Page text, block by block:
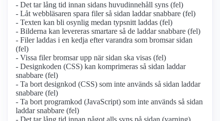
- Det tar lång tid innan sidans huvudinnehåll syns (fel)
- Låt webbläsaren spara filer så sidan laddar snabbare (fel)
- Texten kan bli osynlig medan typsnitt laddas (fel)
- Bilderna kan levereras smartare så de laddar snabbare (fel)
- Filer laddas i en kedja efter varandra som bromsar sidan
(fel)
- Vissa filer bromsar upp när sidan ska visas (fel)
- Designkoden (CSS) kan komprimeras så sidan laddar
snabbare (fel)
- Ta bort designkod (CSS) som inte används så sidan laddar
snabbare (fel)
- Ta bort programkod (JavaScript) som inte används så sidan
laddar snabbare (fel)
- Det tar lång tid innan något alls syns på sidan (varning)